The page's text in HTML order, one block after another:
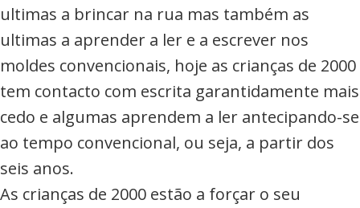
ultimas a brincar na rua mas também as
ultimas a aprender a ler e a escrever nos
moldes convencionais, hoje as crianças de 2000
tem contacto com escrita garantidamente mais
cedo e algumas aprendem a ler antecipando-se
ao tempo convencional, ou seja, a partir dos
seis anos.
As crianças de 2000 estão a forçar o seu